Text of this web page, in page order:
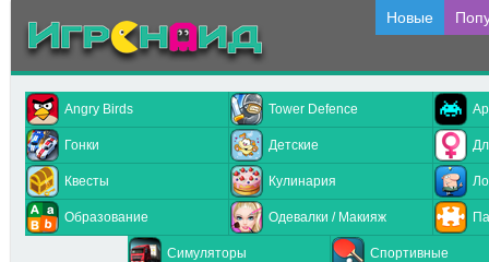
Новые
Angry Birds Tower Defence
Гонки Детские
Квесты Кулинария
Образование Одевалки / Макияж
Симуляторы Спортивные